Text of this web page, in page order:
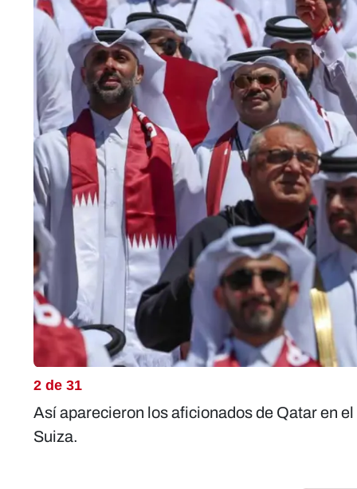
2 de 31
Así aparecieron los aficionados de Qatar en
Suiza.